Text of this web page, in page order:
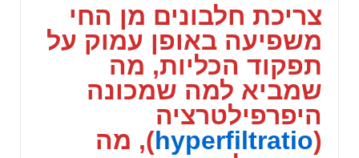
צריכת חלבונים מן החי
משפיעה באופן עמוק על
תפקוד הכליות, מה
שמביא למה שמכונה
היפרפילטרציה
(
hyperfiltratio), מה